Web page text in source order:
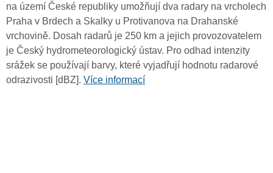
na území České republiky umožňují dva radary na vrcholech
Praha v Brdech a Skalky u Protivanova na Drahanské
vrchovině. Dosah radarů je 250 km a jejich provozovatelem
je Český hydrometeorologický ústav. Pro odhad intenzity
srážek se používají barvy, které vyjadřují hodnotu radarové
odrazivosti [dBZ]. Více informací